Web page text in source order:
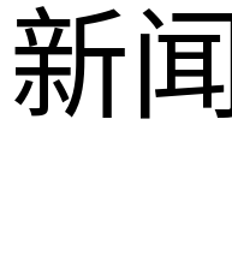
新